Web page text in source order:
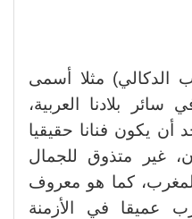
الدكالي) مثلا أسمى
بلادنا العربية،
أن يكون فنانا حقيقيا
غير متذوق للجمال
كما هو معروف
عميقا في الأزمنة